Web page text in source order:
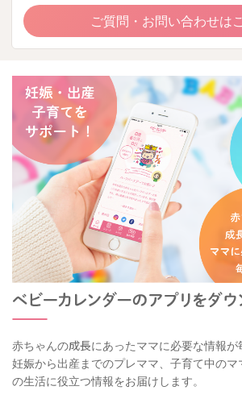
ご質問・お問い合わせは
赤ちゃんの成長にあったママに必要な情報が
妊娠から出産までのプレママ、子育て中のマ
の生活に役立つ情報をお届けします。